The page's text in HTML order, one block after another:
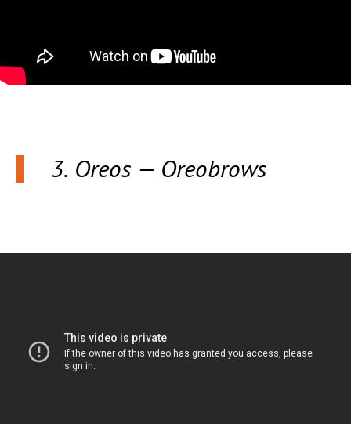
3. Oreos — Oreobrows